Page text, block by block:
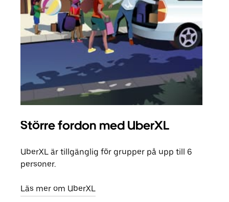
Större fordon med UberXL
UberXL är tillgänglig för grupper på upp till 6
personer.
Läs mer om UberXL